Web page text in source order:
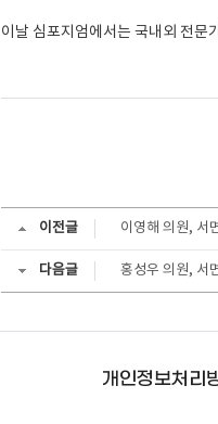
이날 심포지엄에서는 국내외 전문
이전글 이영해 의원, 서
다음글 홍성우 의원, 서
개인정보처리